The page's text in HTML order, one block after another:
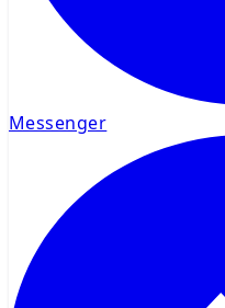
Messenger